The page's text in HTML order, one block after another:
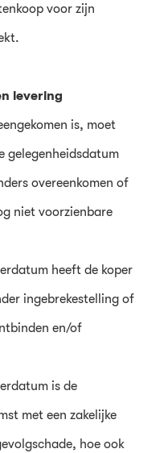
voor zijn
levering
is, moet
gelegenheidsdatum
overeenkomen of
niet voorzienbare
heeft de koper
ingebrekestelling of
en/of
is de
met een zakelijke
hoe ook